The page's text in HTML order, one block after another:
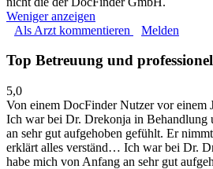
Weniger anzeigen
Als Arzt kommentieren
Melden
Top Betreuung und
5,0
Von einem DocFinder Nutzervor einem
Ich war bei Dr. Drekonja in Behandlung
an sehr gut aufgehoben gefühlt. Er
erklärt alles verständ… Ich war bei Dr.
habe mich von Anfang an sehr gut